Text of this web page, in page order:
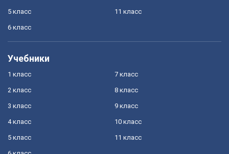
5 класс
6 класс
11 класс
Учебники
1 класс
2 класс
3 класс
4 класс
5 класс
7 класс
8 класс
9 класс
10 класс
11 класс